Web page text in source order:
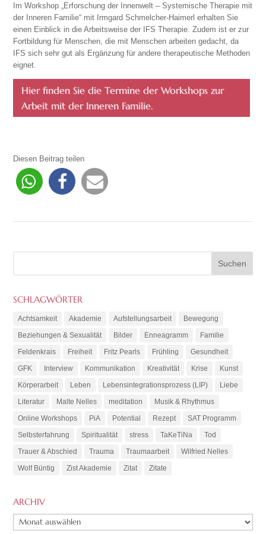
Im Workshop „Erforschung der Innenwelt – Systemische Therapie mit
der Inneren Familie“ mit Irmgard Schmelcher-Haimerl erhalten Sie
einen Einblick in die Arbeitsweise der IFS Therapie. Zudem ist er zur
Fortbildung für Menschen, die mit Menschen arbeiten gedacht, da
IFS sich sehr gut als Ergänzung für andere therapeutische Methoden
eignet.
Hier finden Sie die Termine der Workshops zur
Arbeit mit der Inneren Familie.
Diesen Beitrag teilen
SCHLAGWÖRTER
Achtsamkeit Akademie Aufstellungsarbeit
Bewegung
Beziehungen & Sexualität
Bilder Enneagramm
Familie
Feldenkrais
Freiheit Fritz Pearls Frühling
Gesundheit
GFK
Interview Kommunikation Kreativität Krise
Kunst
Körperarbeit
Leben Lebensintegrationsprozess (LIP)
Liebe
Literatur
Malte Nelles meditation
Musik & Rhythmus
Online Workshops
PiA Potential Rezept
SAT Programm
Selbsterfahrung
Spiritualität stress TaKeTiNa
Tod
Trauer & Abschied
Trauma Traumaarbeit
Wilfried Nelles
Wolf Büntig
Zist Akademie Zitat Zitate
ARCHIV
ARCHIV